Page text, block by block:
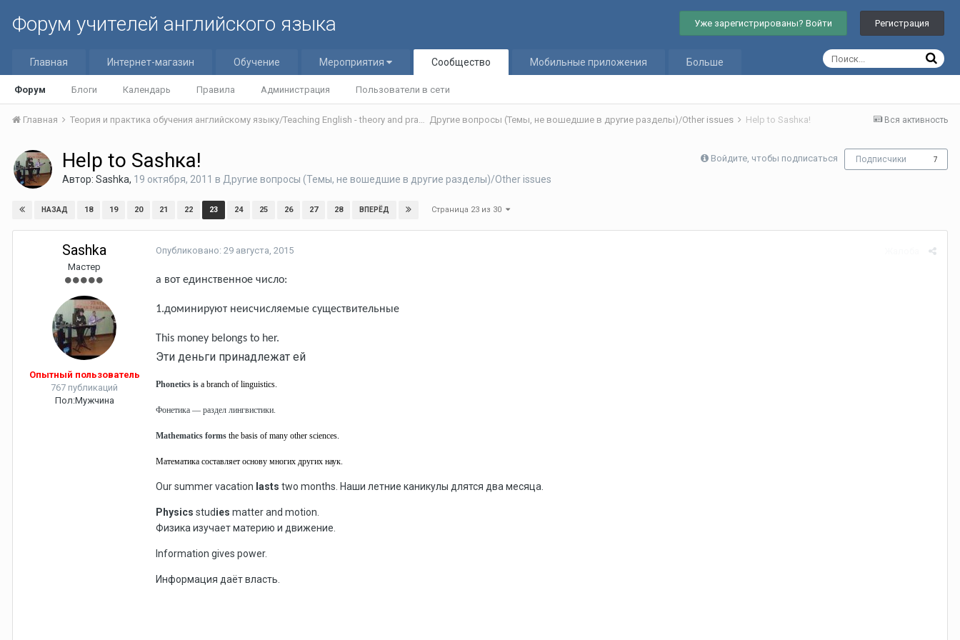
Форум учителей английского языка Уже зарегистрированы? Войти Регистрация
Главная Интернет-магазин Обучение Мероприятия Сообщество
Форум Блоги Календарь Правила Администрация Пользователи в сети
Мобильные приложения Больше
Вся активность
Главная Теория и практика обучения английскому языку/Teaching English - theory and practice Другие вопросы (Темы, не вошедшие в другие разделы)/Other issues Нelp to Sashкa!
Войдите, чтобы подписаться Подписчики 7
Нelp to Sashкa!
Автор: Sashka, 19 октября, 2011 в Другие вопросы (Темы, не вошедшие в другие разделы)/Other issues
НАЗАД 18 19 20 21 22 23 24 25 26 27 28 ВПЕРЁД Страница 23 из 30
Sashka
Мастер
Опытный пользователь
767 публикаций
Пол:Мужчина
Опубликовано: 29 августа, 2015
а вот единственное число:
1.доминируют неисчисляемые существительные
This money belongs to her.
Эти деньги принадлежат ей
Phonetics is a branch of linguistics.
Фонетика — раздел лингвистики.
Mathematics forms the basis of many other sciences.
Математика составляет основу многих других наук.
Our summer vacation lasts two months. Наши летние каникулы длятся два месяца.
Physics studies matter and motion.
Физика изучает материю и движение.
Information gives power.
Информация даёт власть.